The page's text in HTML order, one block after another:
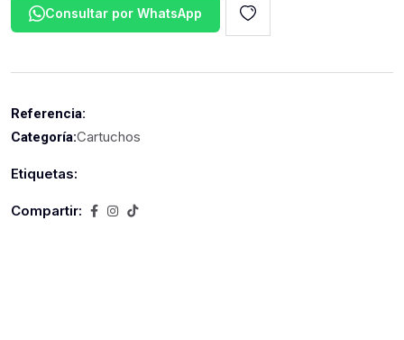
Consultar por WhatsApp
Referencia:
Categoría:Cartuchos
Etiquetas:
Compartir: